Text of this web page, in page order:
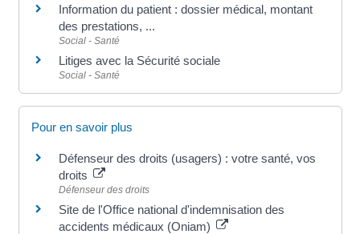
Information du patient : dossier médical, montant
des prestations, ...
Social - Santé
Litiges avec la Sécurité sociale
Social - Santé
Pour en savoir plus
Défenseur des droits (usagers) : votre santé, vos
droits
Défenseur des droits
Site de l'Office national d'indemnisation des
accidents médicaux (Oniam)